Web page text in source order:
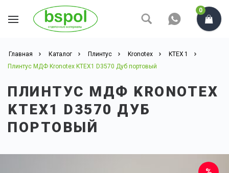
0
Главная Каталог Плинтус Kronotex
KTEX 1
Плинтус МДФ Kronotex KTEX1 D3570 Дуб портовый
ПЛИНТУС МДФ KRONOTEX
KTEX1 D3570 ДУБ
ПОРТОВЫЙ